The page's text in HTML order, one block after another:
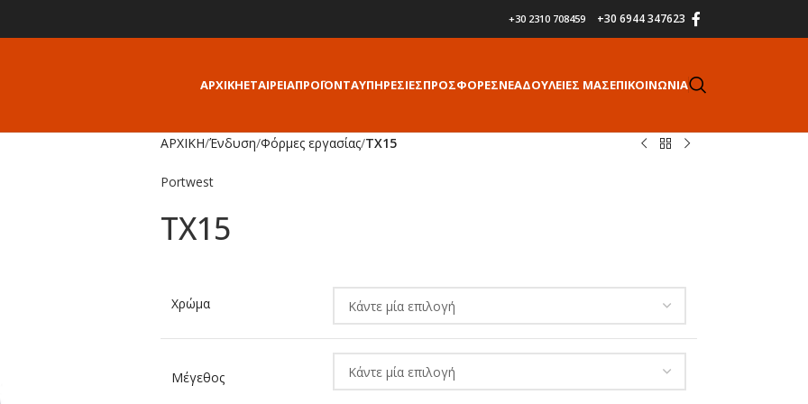
+30 2310 708459 +30 6944 347623
ΑΡΧΙΚΗΕΤΑΙΡΕΙΑΠΡΟΪΟΝΤΑΥΠΗΡΕΣΙΕΣΠΡΟΣΦΟΡΕΣΝΕΑΔΟΥΛΕΙΕΣ ΜΑΣΕΠΙΚΟΙΝΩΝΙΑ
ΑΡΧΙΚΗ/Ένδυση/Φόρμες εργασίας/TX15
Portwest
TX15
Χρώμα
Μέγεθος